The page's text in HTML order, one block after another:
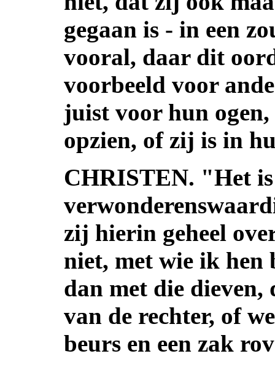
gegaan is - in een
vooral, daar dit
voorbeeld voor
juist voor hun
opzien, of zij is in
CHRISTEN. "Het is
zij hierin geheel
niet, met wie ik hen
dan met die
van de rechter, of
beurs en een zak